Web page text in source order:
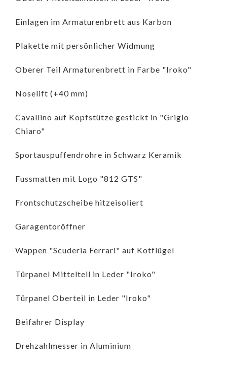
Einlagen im Armaturenbrett aus Karbon
Plakette mit persönlicher Widmung
Oberer Teil Armaturenbrett in Farbe "Iroko"
Noselift (+40 mm)
Cavallino auf Kopfstütze gestickt in "Grigio
Chiaro"
Sportauspuffendrohre in Schwarz Keramik
Fussmatten mit Logo "812 GTS"
Frontschutzscheibe hitzeisoliert
Garagentoröffner
Wappen "Scuderia Ferrari" auf Kotflügel
Türpanel Mittelteil in Leder "Iroko"
Türpanel Oberteil in Leder "Iroko"
Beifahrer Display
Drehzahlmesser in Aluminium